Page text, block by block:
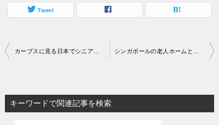
Tweet
投
ビ
ゲ
カーブスに見る日本でシニアビジネスが成長できる理由 シンガポールの老人ホームと浄水場に見る知恵の差
キーワードで関連記事を検索